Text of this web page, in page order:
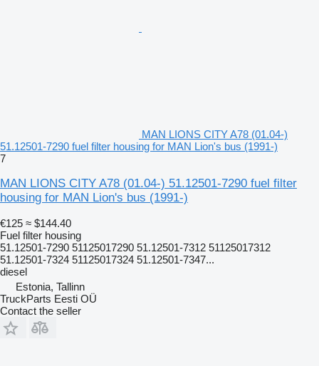
MAN LIONS CITY A78 (01.04-)
51.12501-7290 fuel filter housing for MAN Lion's bus (1991-)
7
MAN LIONS CITY A78 (01.04-) 51.12501-7290 fuel filter
housing for MAN Lion's bus (1991-)
€125 ≈ $144.40
Fuel filter housing
51.12501-7290 51125017290 51.12501-7312 51125017312
51.12501-7324 51125017324 51.12501-7347...
diesel
Estonia, Tallinn
TruckParts Eesti OÜ
Contact the seller